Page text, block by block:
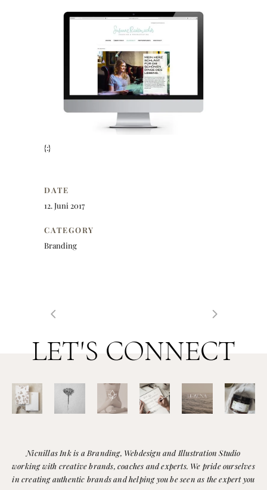
{:}
DATE
12. Juni 2017
CATEGORY
Branding
LET'S CONNECT
Nicnillas Ink is a Branding, Webdesign and Illustration Studio
working with creative brands, coaches and experts. We pride ourselves
in creating authentic brands and helping you be seen as the expert you